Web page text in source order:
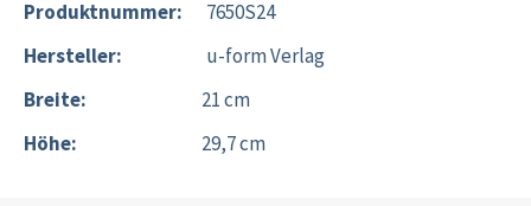
Produktnummer:
Hersteller:
7650S24
u-form Verlag
Breite:
Höhe:
21 cm
29,7 cm